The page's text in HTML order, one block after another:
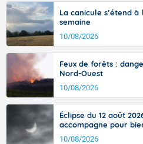
La canicule s’étend
semaine
10/08/2026
Feux de forêts :
Nord-Ouest
10/08/2026
Éclipse du 12 août
accompagne pour
10/08/2026